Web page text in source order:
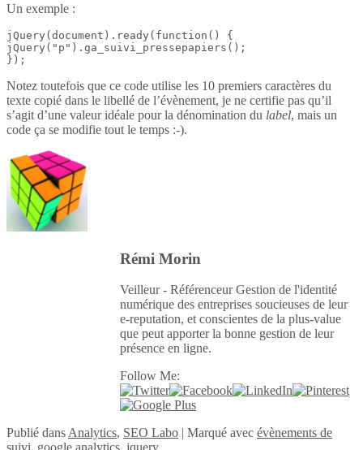
Un exemple :
jQuery(document).ready(function() {
jQuery("p").ga_suivi_pressepapiers();
});
Notez toutefois que ce code utilise les 10 premiers caractères du
texte copié dans le libellé de l’évènement, je ne certifie pas qu’il
s’agit d’une valeur idéale pour la dénomination du label, mais un
code ça se modifie tout le temps :-).
Rémi Morin
Veilleur - Référenceur Gestion de l'identité
numérique des entreprises soucieuses de leur
e-reputation, et conscientes de la plus-value
que peut apporter la bonne gestion de leur
présence en ligne.
Follow Me:
Publié dans Analytics, SEO Labo | Marqué avec évènements de